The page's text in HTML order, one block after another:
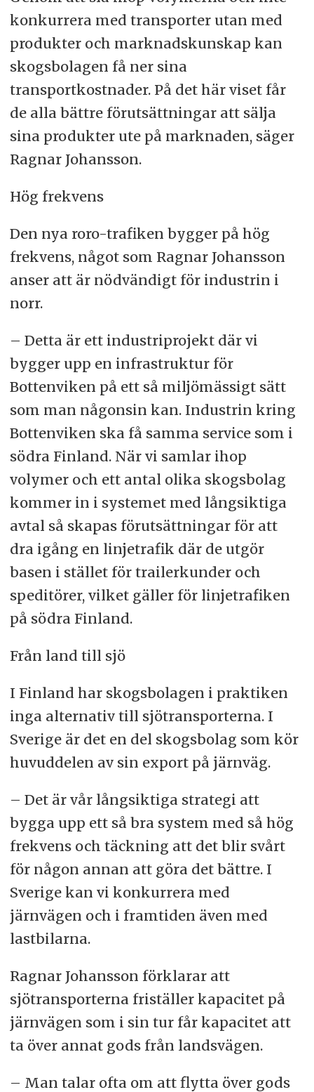
konkurrera med transporter utan med
produkter och marknadskunskap kan
skogsbolagen få ner sina
transportkostnader. På det här viset får
de alla bättre förutsättningar att sälja
sina produkter ute på marknaden, säger
Ragnar Johansson.
Hög frekvens
Den nya roro-trafiken bygger på hög
frekvens, något som Ragnar Johansson
anser att är nödvändigt för industrin i
norr.
– Detta är ett industriprojekt där vi
bygger upp en infrastruktur för
Bottenviken på ett så miljömässigt sätt
som man någonsin kan. Industrin kring
Bottenviken ska få samma service som i
södra Finland. När vi samlar ihop
volymer och ett antal olika skogsbolag
kommer in i systemet med långsiktiga
avtal så skapas förutsättningar för att
dra igång en linjetrafik där de utgör
basen i stället för trailerkunder och
speditörer, vilket gäller för linjetrafiken
på södra Finland.
Från land till sjö
I Finland har skogsbolagen i praktiken
inga alternativ till sjötransporterna. I
Sverige är det en del skogsbolag som kör
huvuddelen av sin export på järnväg.
– Det är vår långsiktiga strategi att
bygga upp ett så bra system med så hög
frekvens och täckning att det blir svårt
för någon annan att göra det bättre. I
Sverige kan vi konkurrera med
järnvägen och i framtiden även med
lastbilarna.
Ragnar Johansson förklarar att
sjötransporterna friställer kapacitet på
järnvägen som i sin tur får kapacitet att
ta över annat gods från landsvägen.
– Man talar ofta om att flytta över gods